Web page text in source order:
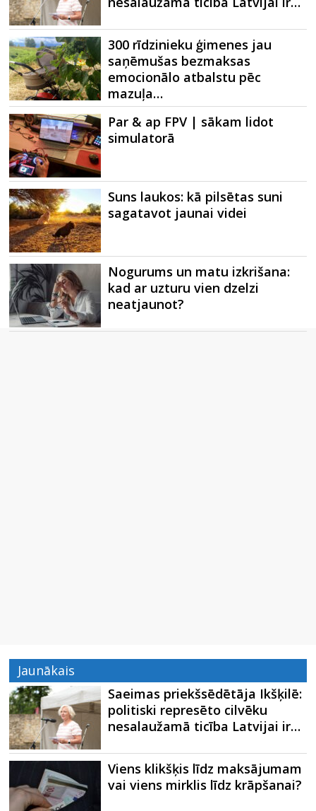
300 rīdzinieku ģimenes jau
saņēmušas bezmaksas
emocionālo atbalstu pēc
mazuļa…
Par & ap FPV | sākam lidot
simulatorā
Suns laukos: kā pilsētas suni
sagatavot jaunai videi
Nogurums un matu izkrišana:
kad ar uzturu vien dzelzi
neatjaunot?
Jaunākais
Saeimas priekšsēdētāja Ikšķilē:
politiski represēto cilvēku
nesalaužamā ticība Latvijai ir…
Viens klikšķis līdz maksājumam
vai viens mirklis līdz krāpšanai?